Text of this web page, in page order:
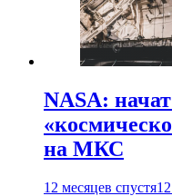
NASA:
на МКС
12 месяцев спустя